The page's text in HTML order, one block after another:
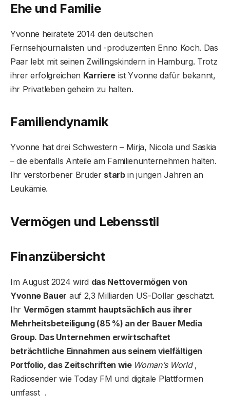
Ehe und Familie
Yvonne heiratete 2014 den deutschen
Fernsehjournalisten und -produzenten Enno Koch. Das
Paar lebt mit seinen Zwillingskindern in Hamburg. Trotz
ihrer erfolgreichen Karriere ist Yvonne dafür bekannt,
ihr Privatleben geheim zu halten.
Familiendynamik
Yvonne hat drei Schwestern – Mirja, Nicola und Saskia
– die ebenfalls Anteile am Familienunternehmen halten.
Ihr verstorbener Bruder starbin jungen Jahren an
Leukämie.
Vermögen und Lebensstil
Finanzübersicht
Im August 2024 wird das Nettovermögen von
Yvonne Bauer auf 2,3 Milliarden US-Dollar geschätzt.
Ihr Vermögen stammt hauptsächlich aus ihrer
Mehrheitsbeteiligung (85 %) an der Bauer Media
Group. Das Unternehmen erwirtschaftet
beträchtliche Einnahmen aus seinem vielfältigen
Portfolio, das Zeitschriften wie Woman’s World,
Radiosender wie Today FM und digitale Plattformen
umfasst .